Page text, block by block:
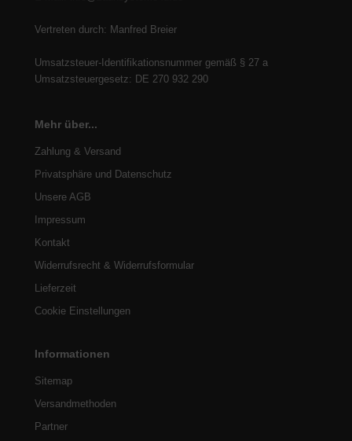
Vertreten durch: Manfred Breier
Umsatzsteuer-Identifikationsnummer gemäß § 27 a
Umsatzsteuergesetz: DE 270 932 290
Mehr über...
Zahlung & Versand
Privatsphäre und Datenschutz
Unsere AGB
Impressum
Kontakt
Widerrufsrecht & Widerrufsformular
Lieferzeit
Cookie Einstellungen
Informationen
Sitemap
Versandmethoden
Partner